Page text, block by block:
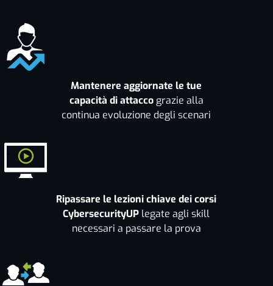
Mantenere aggiornate le tue
capacità di attaccograzie alla
continua evoluzione degli scenari
Ripassare le lezioni chiave dei corsi
CybersecurityUP legate agli skill
necessari a passare la prova